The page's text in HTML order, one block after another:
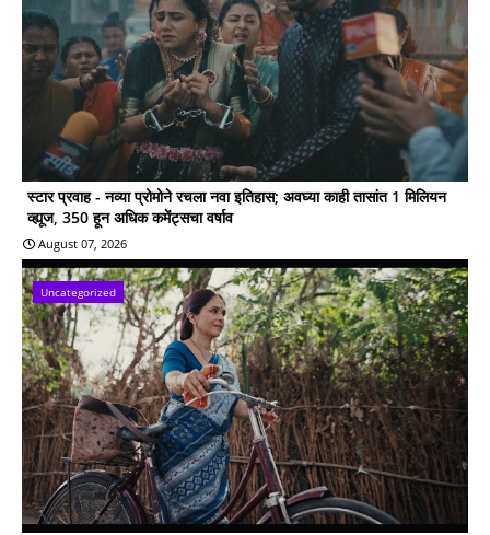
स्टार प्रवाह - नव्या प्रोमोने रचला नवा इतिहास; अवघ्या काही तासांत 1 मिलियन
व्ह्यूज, 350 हून अधिक कमेंट्सचा वर्षाव
August 07, 2026
Uncategorized